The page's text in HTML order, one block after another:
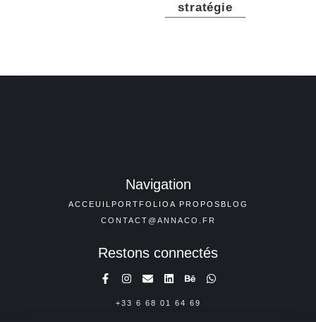
stratégie
Navigation
ACCEUIL PORTFOLIO A PROPOS BLOG
CONTACT@ANNACO.FR
Restons connectés
+33 6 68 01 64 69